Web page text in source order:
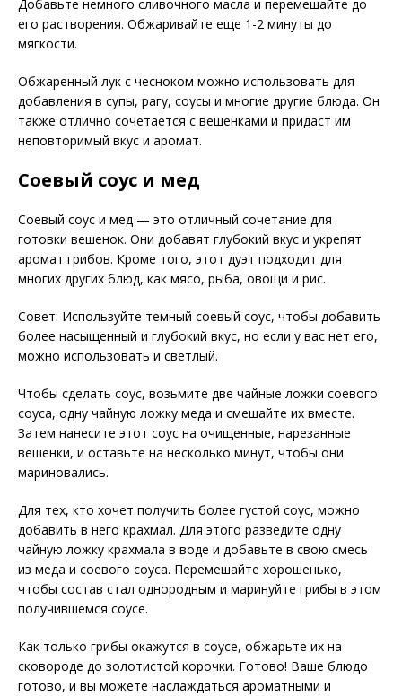
Добавьте немного сливочного масла и перемешайте до
его растворения. Обжаривайте еще 1-2 минуты до
мягкости.
Обжаренный лук с чесноком можно использовать для
добавления в супы, рагу, соусы и многие другие блюда. Он
также отлично сочетается с вешенками и придаст им
неповторимый вкус и аромат.
Соевый соус и мед
Соевый соус и мед — это отличный сочетание для
готовки вешенок. Они добавят глубокий вкус и укрепят
аромат грибов. Кроме того, этот дуэт подходит для
многих других блюд, как мясо, рыба, овощи и рис.
Совет: Используйте темный соевый соус, чтобы добавить
более насыщенный и глубокий вкус, но если у вас нет его,
можно использовать и светлый.
Чтобы сделать соус, возьмите две чайные ложки соевого
соуса, одну чайную ложку меда и смешайте их вместе.
Затем нанесите этот соус на очищенные, нарезанные
вешенки, и оставьте на несколько минут, чтобы они
мариновались.
Для тех, кто хочет получить более густой соус, можно
добавить в него крахмал. Для этого разведите одну
чайную ложку крахмала в воде и добавьте в свою смесь
из меда и соевого соуса. Перемешайте хорошенько,
чтобы состав стал однородным и маринуйте грибы в этом
получившемся соусе.
Как только грибы окажутся в соусе, обжарьте их на
сковороде до золотистой корочки. Готово! Ваше блюдо
готово, и вы можете наслаждаться ароматными и